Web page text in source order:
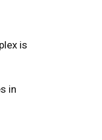
is
in